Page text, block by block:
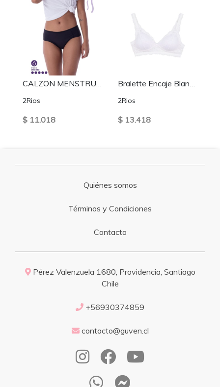
2Rios
$ 11.018
2Rios
$ 13.418
Quiénes somos
Términos y Condiciones
Contacto
Pérez Valenzuela 1680, Providencia, Santiago
Chile
+56930374859
contacto@guven.cl